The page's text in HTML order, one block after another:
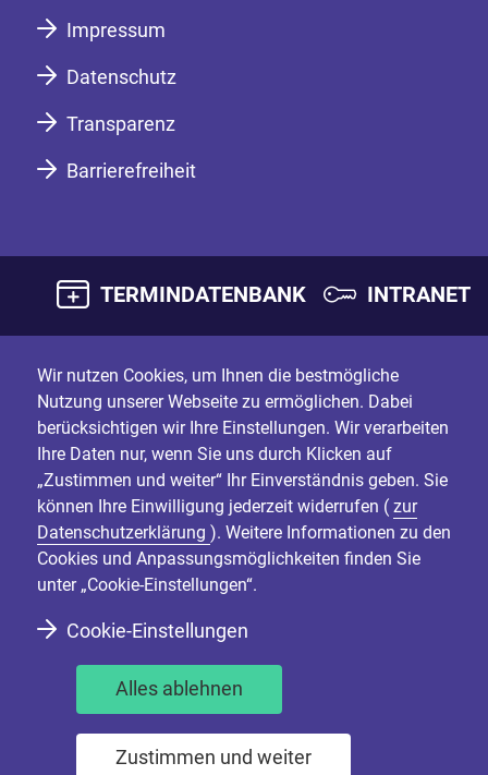
Impressum
Datenschutz
Transparenz
Barrierefreiheit
TERMINDATENBANK INTRANET
Wir nutzen Cookies, um Ihnen die bestmögliche
Nutzung unserer Webseite zu ermöglichen. Dabei
berücksichtigen wir Ihre Einstellungen. Wir verarbeiten
Ihre Daten nur, wenn Sie uns durch Klicken auf
„Zustimmen und weiter“ Ihr Einverständnis geben. Sie
können Ihre Einwilligung jederzeit widerrufen ( zur
Datenschutzerklärung ). Weitere Informationen zu den
Cookies und Anpassungsmöglichkeiten finden Sie
unter „Cookie-Einstellungen“.
Cookie-Einstellungen
Alles ablehnen
Zustimmen und weiter